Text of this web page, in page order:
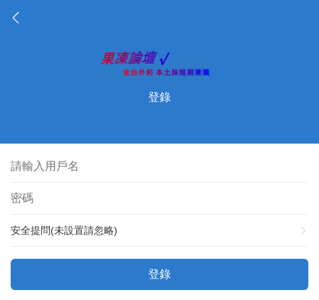
登錄
安全提問(未設置請忽略)
登錄